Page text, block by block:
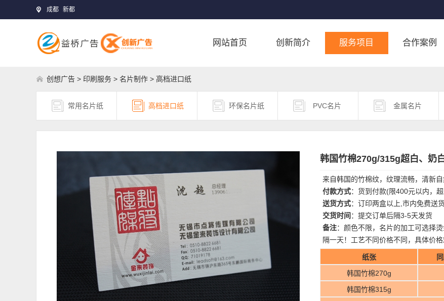
成都 新都
网站首页 创新简介 服务项目 合作案例
创想广告 > 印刷服务 > 名片制作 > 高档进口纸
常用名片纸 高档进口纸 环保名片纸 PVC名片 金属名片
韩国竹棉270g/315g超白、奶
来自韩国的竹棉纹，纹理流畅，清新自
付款方式：货到付款(限400元以内，
送货方式：订印两盒以上,市内免费送
交货时间 ：提交订单后隔3-5天发货
备注：颜色不限，名片的加工可选择
隔一天！工艺不同价格不同，具体价格
纸张
韩国竹棉270g
韩国竹棉315g